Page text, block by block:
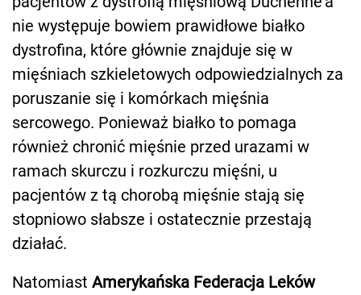
nie występuje bowiem prawidłowe białko
dystrofina, które głównie znajduje się w
mięśniach szkieletowych odpowiedzialnych za
poruszanie się i komórkach mięśnia
sercowego. Ponieważ białko to pomaga
również chronić mięśnie przed urazami w
ramach skurczu i rozkurczu mięśni, u
pacjentów z tą chorobą mięśnie stają się
stopniowo słabsze i ostatecznie przestają
działać.
Natomiast Amerykańska Federacja Leków